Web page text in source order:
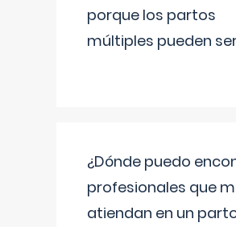
porque los partos
múltiples pueden
¿Dónde puedo
profesionales que
atiendan en un